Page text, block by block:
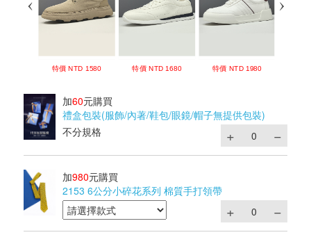
加60元購買
禮盒包裝(服飾/內著/鞋包/眼鏡/帽子無提供包裝)
不分規格
加980元購買
2153 6公分小碎花系列 棉質手打領帶